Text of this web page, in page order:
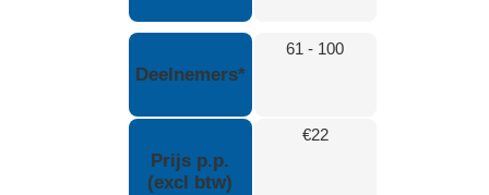
Deelnemers*
61 - 100
Prijs p.p.
(excl btw)
€22